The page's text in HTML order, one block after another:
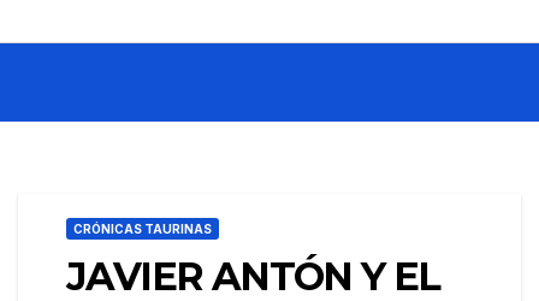
CRÓNICAS TAURINAS
JAVIER ANTÓN Y EL